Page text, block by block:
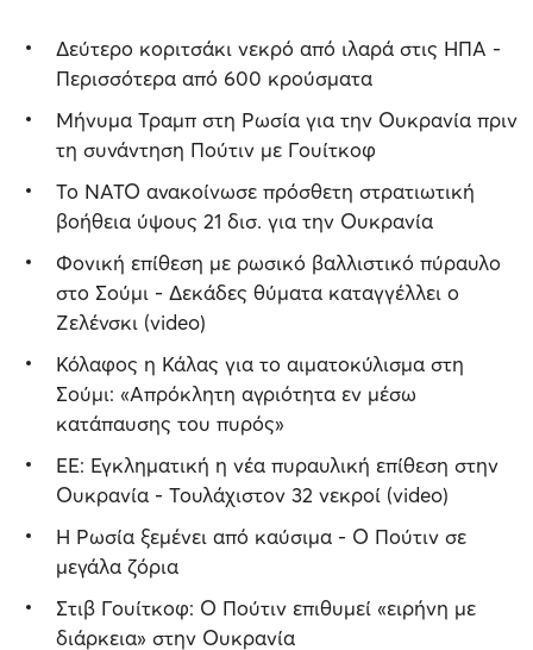
Δεύτερο κοριτσάκι νεκρό από ιλαρά στις ΗΠΑ -
Περισσότερα από 600 κρούσματα
Μήνυμα Τραμπ στη Ρωσία για την Ουκρανία πριν
τη συνάντηση Πούτιν με Γουίτκοφ
Το ΝΑΤΟ ανακοίνωσε πρόσθετη στρατιωτική
βοήθεια ύψους 21 δισ. για την Ουκρανία
Φονική επίθεση με ρωσικό βαλλιστικό πύραυλο
στο Σούμι - Δεκάδες θύματα καταγγέλλει ο
Ζελένσκι (video)
Κόλαφος η Κάλας για το αιματοκύλισμα στη
Σούμι: «Απρόκλητη αγριότητα εν μέσω
κατάπαυσης του πυρός»
ΕΕ: Εγκληματική η νέα πυραυλική επίθεση στην
Ουκρανία - Τουλάχιστον 32 νεκροί (video)
Η Ρωσία ξεμένει από καύσιμα - Ο Πούτιν σε
μεγάλα ζόρια
Στιβ Γουίτκοφ: Ο Πούτιν επιθυμεί «ειρήνη με
διάρκεια» στην Ουκρανία